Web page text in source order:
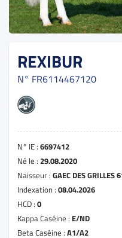
REXIBUR
N° FR6114467120
N° IE : 6697412
Né le : 29.08.2020
Naisseur : GAEC DES GRILLES
Indexation : 08.04.2026
HCD : 0
Kappa Caséine : E/ND
Beta Caséine : A1/A2